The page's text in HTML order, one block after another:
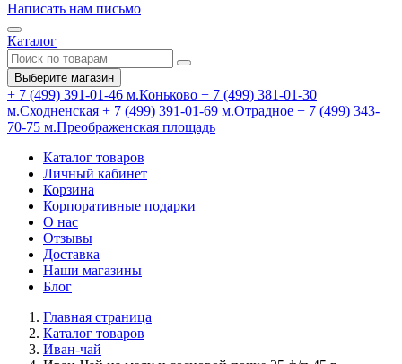
Написать нам письмо
Каталог
Выберите магазин
+ 7 (499) 391-01-46 м.Коньково + 7 (499) 381-01-30
м.Сходненская + 7 (499) 391-01-69 м.Отрадное + 7 (499) 343-
70-75 м.Преображенская площадь
Каталог товаров
Личный кабинет
Корзина
Корпоративные подарки
О нас
Отзывы
Доставка
Наши магазины
Блог
Главная страница
Каталог товаров
Иван-чай